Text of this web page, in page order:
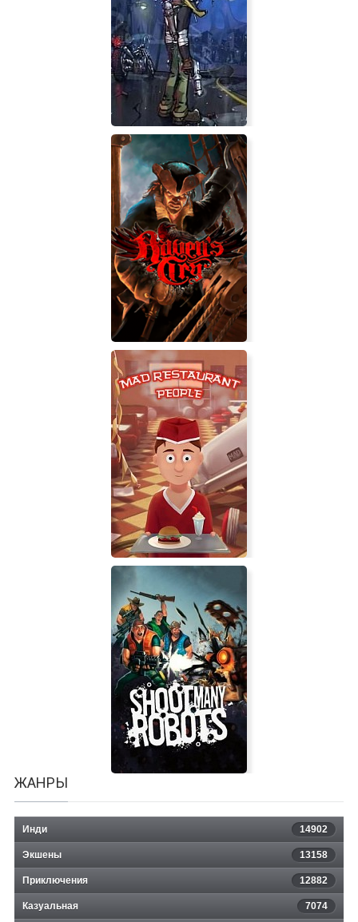
Taekwondo Demonstration Team
Simulator
BUCK: Saturday Morning Cartoon
Apocalypse
Raven’s Cry
Mad Restaurant People
ЖАНРЫ
Инди 14902
Экшены 13158
Приключения 12882
Казуальная 7074